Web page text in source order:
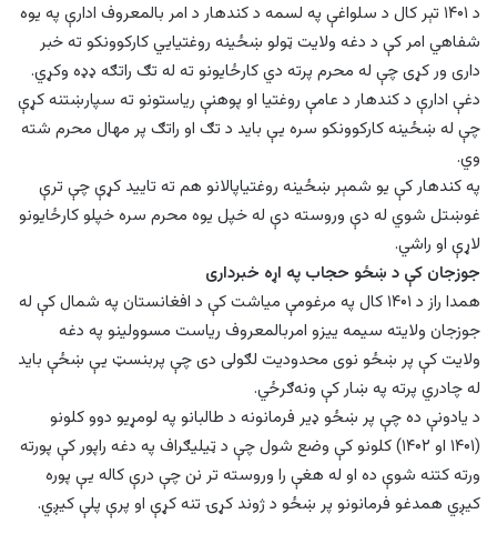
د ۱۴۰۱ تېر کال د سلواغې په لسمه د کندهار د امر بالمعروف ادارې په یوه
شفاهي امر کې د دغه ولایت ټولو ښځینه روغتیايي کارکوونکو ته خبر
داری ور کړی چې له محرم پرته دي کارځایونو ته له تګ راتګه ډډه وکړي.
دغې ادارې د کندهار د عامې روغتیا او پوهنې ریاستونو ته سپارښتنه کړې
چې له ښځینه کارکوونکو سره یې باید د تګ او راتګ پر مهال محرم شته
وي.
په کندهار کې یو شمېر ښځینه روغتیاپالانو هم ته تایید کړې چې ترې
غوښتل شوي له دې وروسته دې له خپل یوه محرم سره خپلو کارځایونو
لاړې او راشي.
جوزجان کې د ښځو حجاب په اړه خبرداری
همدا راز د ۱۴۰۱ کال په مرغومې میاشت کې د افغانستان په شمال کې له
جوزجان ولایته سیمه ‌ییزو امربالمعروف ریاست مسوولینو په دغه
ولایت کې پر ښځو نوی محدودیت لګولی دی چې پربنسټ یې ښځې باید
له چادري پرته په ښار کې ونه‌ګرځي.
د یادونې ده چې پر ښځو ډیر فرمانونه د طالبانو په لومړیو دوو کلونو
(۱۴۰۱ او ۱۴۰۲) کلونو کې وضع شول چې د ټیلیګراف په دغه راپور کې پورته
ورته کتنه شوې ده او له هغې را وروسته تر نن چې درې کاله یې پوره
کیږي همدغو فرمانونو پر ښځو د ژوند کړۍ تنه کړې او پرې پلې کیږي.